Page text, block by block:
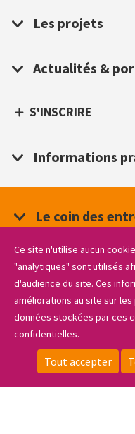
Sidebar_menu
CONTACT
Les projets
Actualités &
S'INSCRIRE
Informations
Le coin des
ESPACE PRIVÉ
NOUS
Footer
POLITIQUE DE
Ce site n'utilise aucun
"analytiques" sont utilisés
d'audience du site. Ces
améliorations au site sur
données stockées par ces
confidentielles.
Tout accepter